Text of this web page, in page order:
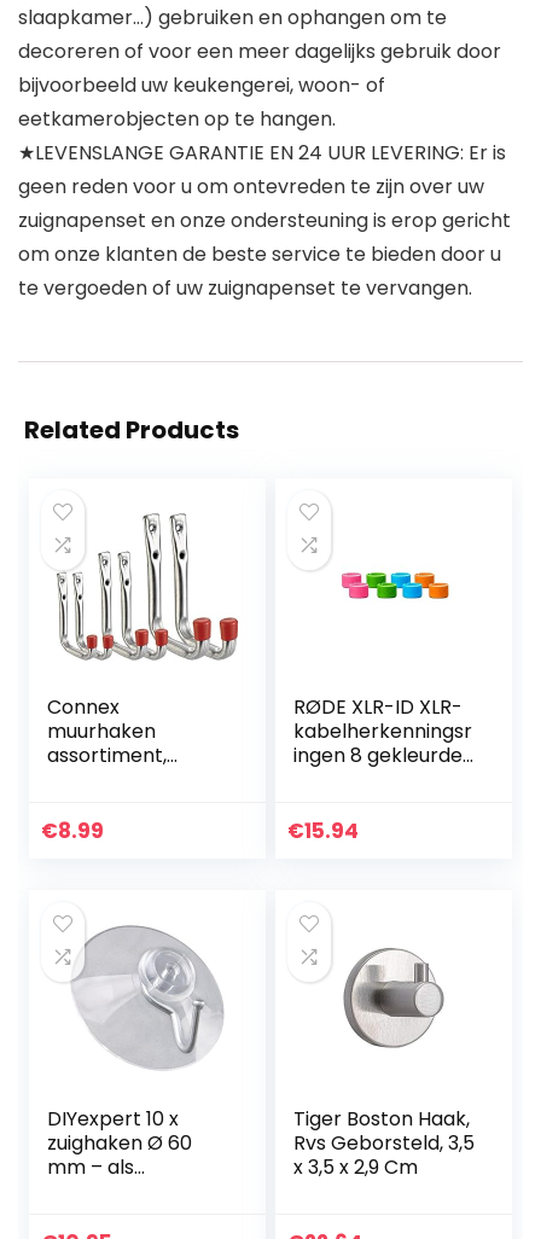
slaapkamer…) gebruiken en ophangen om te
decoreren of voor een meer dagelijks gebruik door
bijvoorbeeld uw keukengerei, woon- of
eetkamerobjecten op te hangen.
★LEVENSLANGE GARANTIE EN 24 UUR LEVERING: Er is
geen reden voor u om ontevreden te zijn over uw
zuignapenset en onze ondersteuning is erop gericht
om onze klanten de beste service te bieden door u
te vergoeden of uw zuignapenset te vervangen.
Related Products
Connex
muurhaken
assortiment,
€8.99
RØDE XLR-ID XLR-
kabelherkenningsr
ingen 8 gekleurde
€15.94
DIYexpert 10 x
zuighaken Ø 60
mm – als
Tiger Boston Haak,
Rvs Geborsteld, 3,5
x 3,5 x 2,9 Cm